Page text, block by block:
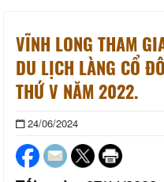
VĨNH LONG THAM
DU LỊCH LÀNG CỔ
THỨ V NĂM 2022.
24/06/2024